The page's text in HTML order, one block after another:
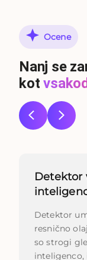
Ocene
Nanj se
kot
Detektor
Detektor
resnično
so strogi
inteligenco,